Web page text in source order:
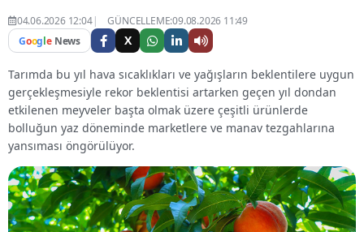
04.06.2026 12:04
GÜNCELLEME:09.08.2026 11:49
Google News X
Tarımda bu yıl hava sıcaklıkları ve yağışların beklentilere uygun
gerçekleşmesiyle rekor beklentisi artarken geçen yıl dondan
etkilenen meyveler başta olmak üzere çeşitli ürünlerde
bolluğun yaz döneminde marketlere ve manav tezgahlarına
yansıması öngörülüyor.